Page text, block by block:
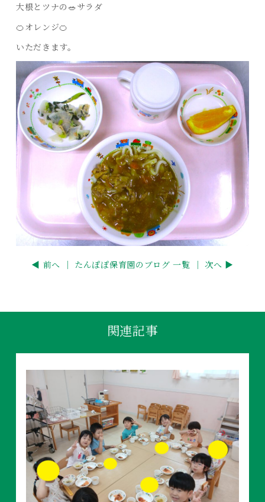
大根とツナの🥗サラダ
🍊オレンジ🍊
いただきます。
◀ 前へ ｜ たんぽぽ保育園のブログ 一覧 ｜ 次へ ▶
関連記事